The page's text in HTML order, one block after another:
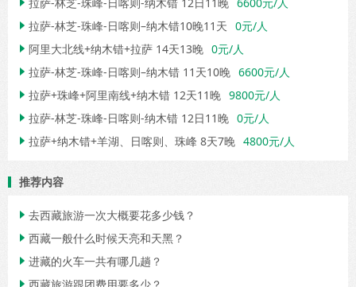
 拉萨-林芝-珠峰-日喀则–纳木错10晚11天 0元/人
 阿里大北线+纳木错+拉萨 14天13晚 0元/人
 拉萨-林芝-珠峰-日喀则–纳木错 11天10晚 6600元/人
 拉萨+珠峰+阿里南线+纳木错 12天11晚 9800元/人
 拉萨-林芝-珠峰-日喀则-纳木错 12日11晚 0元/人
 拉萨+纳木错+羊湖、日喀则、珠峰 8天7晚 4800元/人
推荐内容
 去西藏旅游一次大概要花多少钱？
 西藏一般什么时候天亮和天黑？
 进藏的火车一共有哪几趟？
